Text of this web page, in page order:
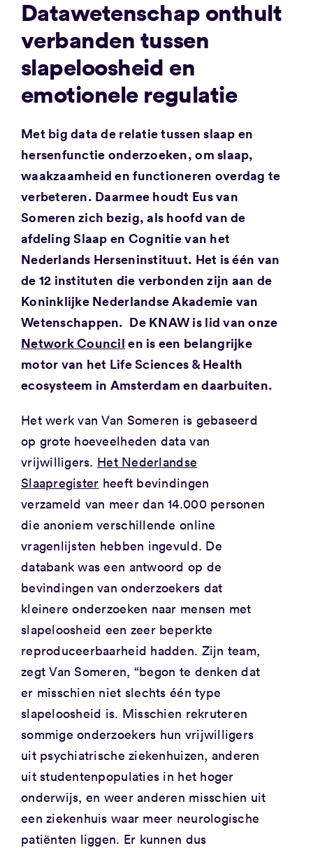
Datawetenschap onthult
verbanden tussen
slapeloosheid en
emotionele regulatie
Met big data de relatie tussen slaap en
hersenfunctie onderzoeken, om slaap,
waakzaamheid en functioneren overdag te
verbeteren. Daarmee houdt Eus van
Someren zich bezig, als hoofd van de
afdeling Slaap en Cognitie van het
Nederlands Herseninstituut. Het is één van
de 12 instituten die verbonden zijn aan de
Koninklijke Nederlandse Akademie van
Wetenschappen. De KNAW is lid van onze
Network Council en is een belangrijke
motor van het Life Sciences & Health
ecosysteem in Amsterdam en daarbuiten.
Het werk van Van Someren is gebaseerd
op grote hoeveelheden data van
vrijwilligers. Het Nederlandse
Slaapregister heeft bevindingen
verzameld van meer dan 14.000 personen
die anoniem verschillende online
vragenlijsten hebben ingevuld. De
databank was een antwoord op de
bevindingen van onderzoekers dat
kleinere onderzoeken naar mensen met
slapeloosheid een zeer beperkte
reproduceerbaarheid hadden. Zijn team,
zegt Van Someren, “begon te denken dat
er misschien niet slechts één type
slapeloosheid is. Misschien rekruteren
sommige onderzoekers hun vrijwilligers
uit psychiatrische ziekenhuizen, anderen
uit studentenpopulaties in het hoger
onderwijs, en weer anderen misschien uit
een ziekenhuis waar meer neurologische
patiënten liggen. Er kunnen dus